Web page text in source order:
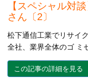
【スペシャル対
さん〔2〕
松下通信工業でリサイ
全社、業界全体のゴ ミ
この記事の詳細を見る